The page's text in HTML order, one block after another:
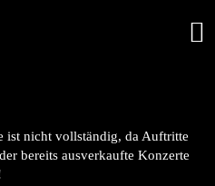
ist nicht vollständig, da Auftritte
bereits ausverkaufte Konzerte